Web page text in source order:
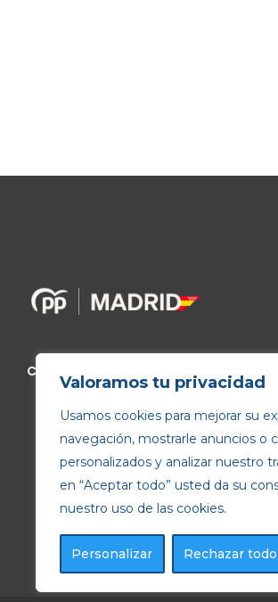
Valoramos tu privacidad
Usamos cookies para mejorar su
navegación, mostrarle anuncios o
personalizados y analizar nuestro
en “Aceptar todo” usted da su
nuestro uso de las cookies.
Personalizar Rechazar todo
Calle de Génova, 13, 28004 Madrid